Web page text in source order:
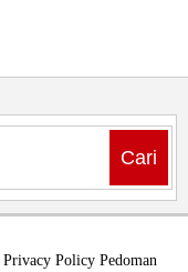
Cari
Privacy Policy Pedoman